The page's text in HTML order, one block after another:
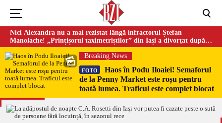
Nici Alexandra nu a mai rezistat lângă infractorul Ștefan
Manolache! „Prințișorul taximetriștilor” din Iași a divorţat după
doi ani de căsnicie
Breaking News
FOTO
Haos în Podu Iloaiei! Semaforul
de la Penny Market este roșu pentru
toată lumea. Traficul este complet blocat